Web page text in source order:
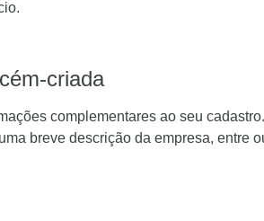
criada
complementares ao seu
breve descrição da empresa, entre